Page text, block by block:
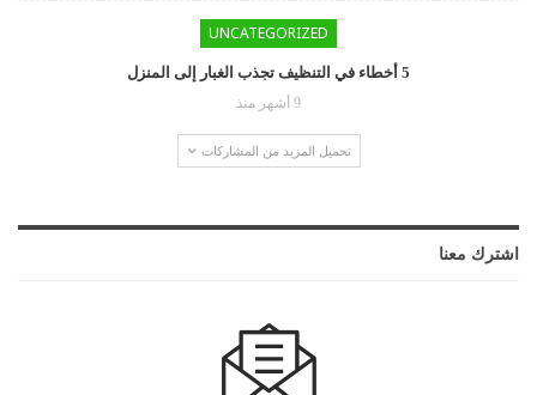
UNCATEGORIZED
5 أخطاء في التنظيف تجذب الغبار إلى المنزل
9 أشهر منذ
تحميل المزيد من المشاركات
اشترك معنا